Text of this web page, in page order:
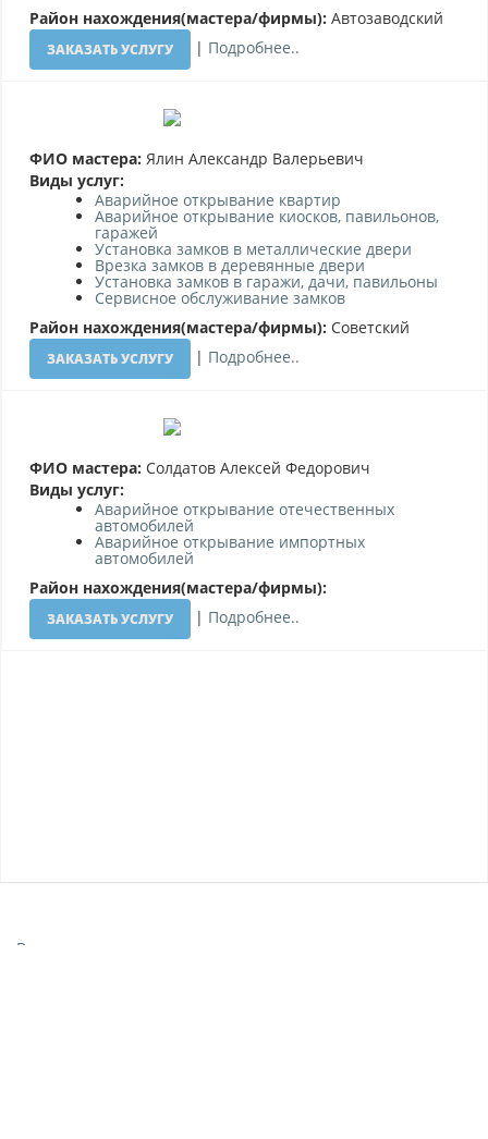
Район нахождения(мастера/фирмы): Автозаводский
ЗАКАЗАТЬ УСЛУГУ | Подробнее..
ФИО мастера: Ялин Александр Валерьевич
Виды услуг:
Аварийное открывание квартир
Аварийное открывание киосков, павильонов,
гаражей
Установка замков в металлические двери
Врезка замков в деревянные двери
Установка замков в гаражи, дачи, павильоны
Сервисное обслуживание замков
Район нахождения(мастера/фирмы): Советский
ЗАКАЗАТЬ УСЛУГУ | Подробнее..
ФИО мастера: Солдатов Алексей Федорович
Виды услуг:
Аварийное открывание отечественных
автомобилей
Аварийное открывание импортных
автомобилей
Район нахождения(мастера/фирмы):
ЗАКАЗАТЬ УСЛУГУ | Подробнее..
Вакансии